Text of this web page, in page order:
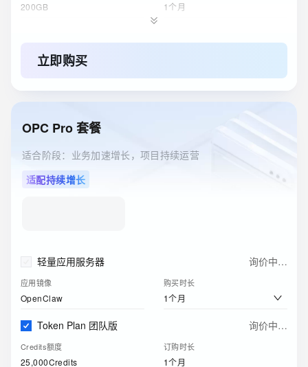
200GB 1个月
标准 - 本地冗余存储规格
2核4G
关系型数据库RDS(包月)
实例规格
免费版
立即购买
OPC Pro 套餐
适合阶段：业务加速增长，项目持续运营
适配持续增长
轻量应用服务器 询价中…
应用镜像
OpenClaw
购买时长
1个月
Token Plan 团队版 询价中…
Credits额度
25,000Credits
订购时长
1个月